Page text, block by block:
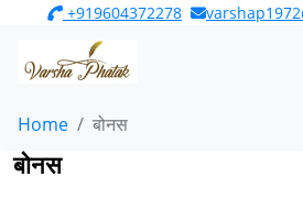
‎ +919604372278
Home बोनस
बोनस